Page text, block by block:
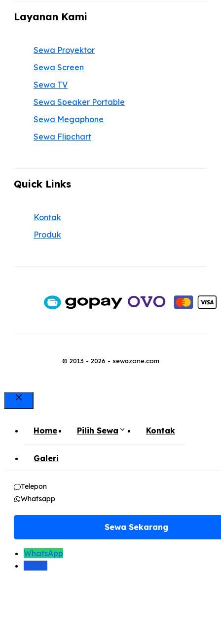
Layanan Kami
Sewa Proyektor
Sewa Screen
Sewa TV
Sewa Speaker Portable
Sewa Megaphone
Sewa Flipchart
Quick Links
Kontak
Produk
© 2013 - 2026 - sewazone.com
Close
Home Pilih Sewa Kontak
Galeri
Telepon
Whatsapp
Sewa Sekarang
WhatsApp
Phone